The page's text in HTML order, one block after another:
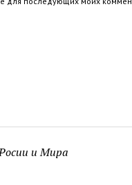
и Мира